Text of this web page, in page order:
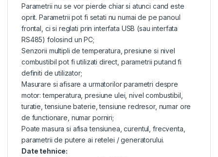
Parametrii nu se vor pierde chiar si atunci cand este
oprit. Parametrii pot fi setati nu numai de pe panoul
frontal, ci si reglati prin interfata USB (sau interfata
RS485) folosind un PC;
Senzorii multipli de temperatura, presiune si nivel
combustibil pot fi utilizati direct, parametrii putand fi
definiti de utilizator;
Masurare si afisare a urmatorilor parametri despre
motor: temperatura, presiune ulei, nivel combustibil,
turatie, tensiune baterie, tensiune redresor, numar ore
de functionare, numar porniri;
Poate masura si afisa tensiunea, curentul, frecventa,
parametrii de putere ai retelei / generatorului.
Date tehnice: